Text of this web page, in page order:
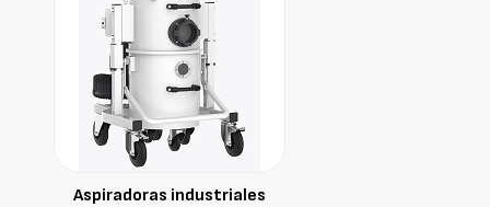
Aspiradoras industriales